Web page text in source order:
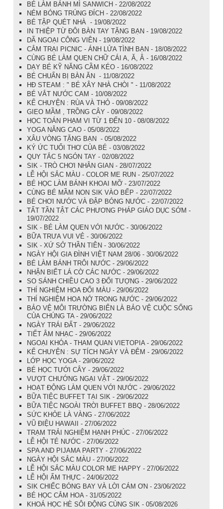
BÉ LÀM BÁNH MÌ SANWICH - 22/08/2022
NÉM BÓNG TRÚNG ĐÍCH - 22/08/2022
BÉ TẬP QUÉT NHÀ - 19/08/2022
IN THIỆP TỪ ĐÔI BÀN TAY TẶNG BẠN - 19/08/2022
DÃ NGOẠI CÔNG VIÊN - 19/08/2022
CẮM TRẠI PICNIC - ÁNH LỬA TÌNH BẠN - 18/08/2022
CÙNG BÉ LÀM QUEN CHỮ CÁI A, Ă, Â - 16/08/2022
DẠY BÉ KỸ NĂNG CẦM KÉO - 16/08/2022
BÉ CHUẨN BỊ BÀN ĂN - 11/08/2022
HĐ STEAM : " BÉ XÂY NHÀ CHÒI " - 11/08/2022
BÉ VẮT NƯỚC CAM - 10/08/2022
KỂ CHUYỆN : RÙA VÀ THỎ - 09/08/2022
GIEO MẦM , TRỒNG CÂY - 09/08/2022
HỌC TOÁN PHẠM VI TỪ 1 ĐẾN 10 - 08/08/2022
YOGA NÂNG CAO - 05/08/2022
XÂU VÒNG TẶNG BẠN - 05/08/2022
KÝ ỨC TUỔI THƠ CỦA BÉ - 03/08/2022
QUY TẮC 5 NGÓN TAY - 02/08/2022
SIK - TRÒ CHƠI NHÂN GIAN - 28/07/2022
LỄ HỘI SẮC MÀU - COLOR ME RUN - 25/07/2022
BÉ HỌC LÀM BÁNH KHOAI MỠ - 23/07/2022
CÙNG BÉ MẦM NON SIK VÀO BẾP - 22/07/2022
BÉ CHƠI NƯỚC VÀ ĐẬP BÓNG NƯỚC - 22/07/2022
TẤT TẦN TẬT CÁC PHƯƠNG PHÁP GIÁO DỤC SỚM -
19/07/2022
SIK - BÉ LÀM QUEN VỚI NƯỚC - 30/06/2022
BỮA TRƯA VUI VẺ - 30/06/2022
SIK - XỨ SỞ THẦN TIÊN - 30/06/2022
NGÀY HỘI GIA ĐÌNH VIỆT NAM 28/06 - 30/06/2022
BÉ LÀM BÁNH TRÔI NƯỚC - 29/06/2022
NHẬN BIẾT LÁ CỜ CÁC NƯỚC - 29/06/2022
SO SÁNH CHIỀU CAO 3 ĐỐI TƯỢNG - 29/06/2022
THÍ NGHIỆM HOA ĐỔI MÀU - 29/06/2022
THÍ NGHIỆM HOA NỞ TRONG NƯỚC - 29/06/2022
BẢO VỆ MÔI TRƯỜNG BIỂN LÀ BẢO VỆ CUỘC SỐNG
CỦA CHÚNG TA - 29/06/2022
NGÀY TRÁI ĐẤT - 29/06/2022
TIẾT ÂM NHẠC - 29/06/2022
NGOẠI KHÓA - THAM QUAN VIETOPIA - 29/06/2022
KỂ CHUYỆN : SỰ TÍCH NGÀY VÀ ĐÊM - 29/06/2022
LỚP HỌC YOGA - 29/06/2022
BÉ HỌC TƯỚI CÂY - 29/06/2022
VƯỢT CHƯỚNG NGẠI VẬT - 29/06/2022
HOẠT ĐỘNG LÀM QUEN VỚI NƯỚC - 29/06/2022
BỮA TIỆC BUFFET TẠI SIK - 29/06/2022
BỮA TIỆC NGOÀI TRỜI BUFFET BBQ - 28/06/2022
SỨC KHỎE LÀ VÀNG - 27/06/2022
VŨ ĐIỆU HAWAII - 27/06/2022
TRẠM TRẢI NGHIỆM HẠNH PHÚC - 27/06/2022
LỄ HỘI TÉ NƯỚC - 27/06/2022
SPA AND PIJAMA PARTY - 27/06/2022
NGÀY HỘI SẮC MÀU - 27/06/2022
LỄ HỘI SẮC MÀU COLOR ME HAPPY - 27/06/2022
LỄ HỘI ẨM THỰC - 24/06/2022
SIK CHIẾC BÓNG BAY VÀ LỜI CÁM ƠN - 23/06/2022
BÉ HỌC CẮM HOA - 31/05/2022
KHOÁ HỌC HÈ SÔI ĐỘNG CÙNG SIK - 05/08/2026